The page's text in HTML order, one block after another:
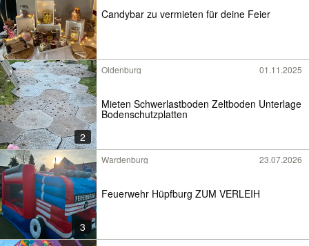
Candybar zu vermieten für deine Feier
2
Oldenburg 01.11.2025
Mieten Schwerlastboden Zeltboden Unterlage
Bodenschutzplatten
3
Wardenburg 23.07.2026
Feuerwehr Hüpfburg ZUM VERLEIH